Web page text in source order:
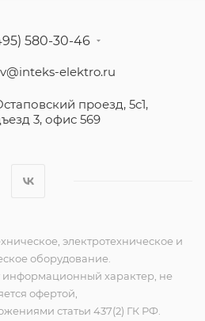
580-30-46
elektro.ru
проезд, 5с1,
3, офис 569
электротехническое и
оборудование.
информационный характер, не
офертой,
статьи 437(2) ГК РФ.